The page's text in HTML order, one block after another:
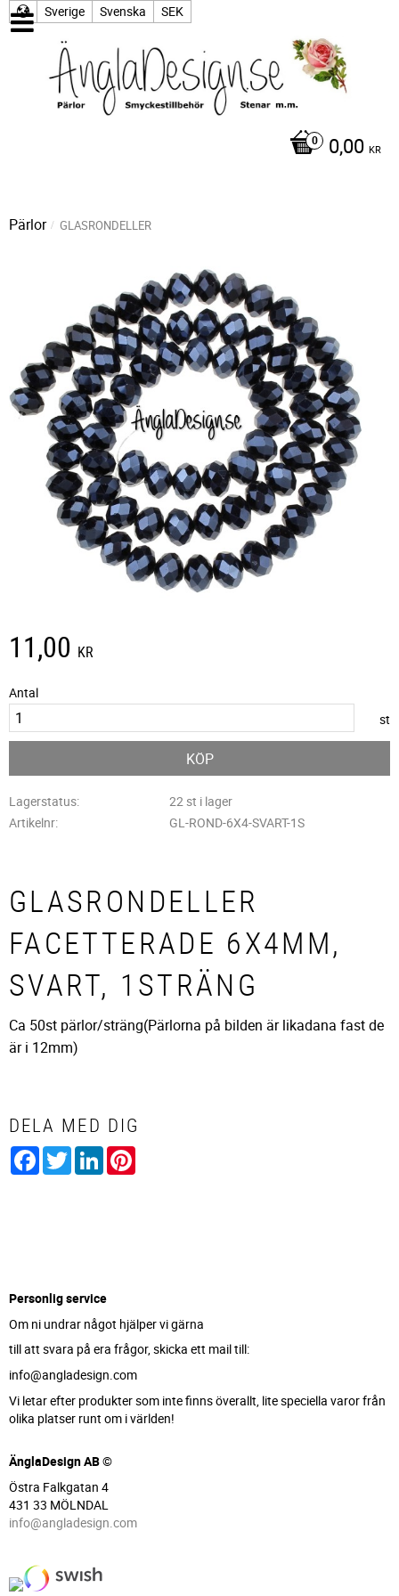
Sverige Svenska SEK
0,00 KR
Pärlor GLASRONDELLER
11,00 KR
Antal
st
KÖP
Lagerstatus
22 st i lager
Artikelnr
GL-ROND-6X4-SVART-1S
GLASRONDELLER
FACETTERADE 6X4MM,
SVART, 1STRÄNG
Ca 50st pärlor/sträng(Pärlorna på bilden är likadana fast de
är i 12mm)
DELA MED DIG
Facebook
TwitterLinkedIn
Personlig service
Om ni undrar något hjälper vi gärna
till att svara på era frågor, skicka ett mail till:
info@angladesign.com
Vi letar efter produkter som inte finns överallt, lite speciella varor från
olika platser runt om i världen!
ÄnglaDesign AB ©
Östra Falkgatan 4
431 33 MÖLNDAL
info@angladesign.com